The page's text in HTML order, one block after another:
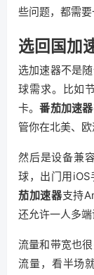
些问题，都需要
选回国加
选加速器不是
球需求。比如
卡。番茄加速器
管你在北美、欧
然后是设备兼
球，出门用
茄加速器支持
还允许一人多端
流量和带宽也
流量，看半场